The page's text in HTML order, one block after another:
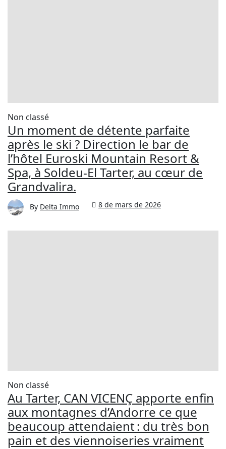
Non classé
Un moment de détente parfaite
après le ski ? Direction le bar de
l’hôtel Euroski Mountain Resort &
Spa, à Soldeu-El Tarter, au cœur de
Grandvalira.
By Delta Immo 8 de mars de 2026
Non classé
Au Tarter, CAN VICENÇ apporte enfin
aux montagnes d’Andorre ce que
beaucoup attendaient : du très bon
pain et des viennoiseries vraiment